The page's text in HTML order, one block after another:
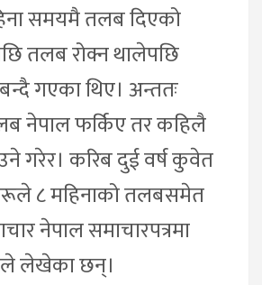
समयमै तलब दिएको
तलब रोक्न थालेपछि
गएका थिए। अन्ततः
नेपाल फर्किए तर कहिलै
गरेर। करिब दुई वर्ष कुवेत
८ महिनाको तलबसमेत
नेपाल समाचारपत्रमा
लेखेका छन्।